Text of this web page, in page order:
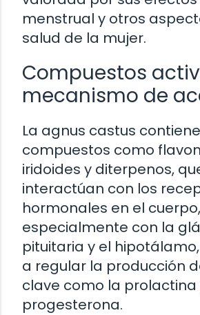
menstrual y otros
salud de la mujer.
Compuestos
mecanismo de
La agnus castus contiene
compuestos como
iridoides y diterpenos,
interactúan con los
hormonales en el cuerpo,
especialmente con la
pituitaria y el
a regular la producción
clave como la prolactina
progesterona.